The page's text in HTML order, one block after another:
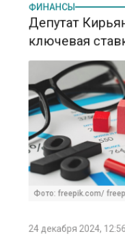
ключевая
Фото: freepik.com/
В ближайшие два